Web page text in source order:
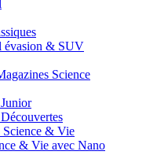
évasion & SUV
Science
Science & Vie
& Vie avec Nano